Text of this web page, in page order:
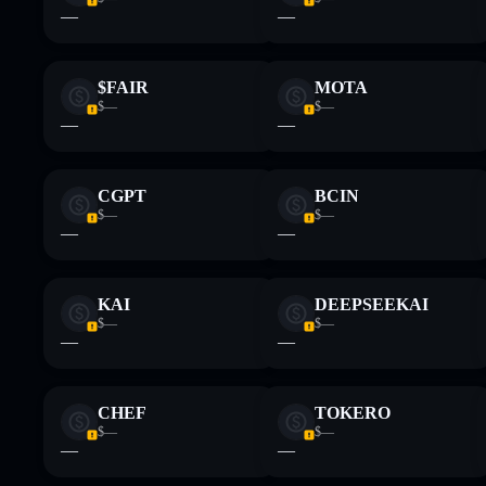
— —
$FAIR
$—
—
MOTA
$—
—
CGPT
$—
—
BCIN
$—
—
KAI
$—
—
DEEPSEEKAI
$—
—
CHEF
$—
—
TOKERO
$—
—